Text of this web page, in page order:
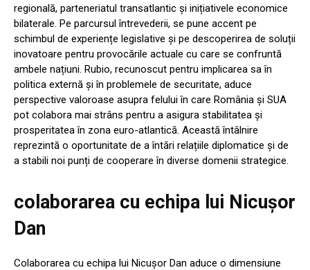
regională, parteneriatul transatlantic și inițiativele economice
bilaterale. Pe parcursul întrevederii, se pune accent pe
schimbul de experiențe legislative și pe descoperirea de soluții
inovatoare pentru provocările actuale cu care se confruntă
ambele națiuni. Rubio, recunoscut pentru implicarea sa în
politica externă și în problemele de securitate, aduce
perspective valoroase asupra felului în care România și SUA
pot colabora mai strâns pentru a asigura stabilitatea și
prosperitatea în zona euro-atlantică. Această întâlnire
reprezintă o oportunitate de a întări relațiile diplomatice și de
a stabili noi punți de cooperare în diverse domenii strategice.
colaborarea cu echipa lui Nicușor
Dan
Colaborarea cu echipa lui Nicușor Dan aduce o dimensiune